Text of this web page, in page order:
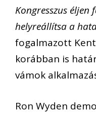
Kongresszus éljen
helyreállítsa a
fogalmazott
korábban is
vámok
Ron Wyden